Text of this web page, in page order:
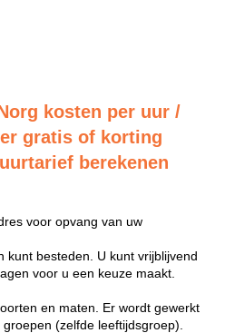
kosten per uur /
gratis of korting
berekenen
voor opvang van uw
kunt besteden. U kunt vrijblijvend
voor u een keuze maakt.
en maten. Er wordt gewerkt
(zelfde leeftijdsgroep).